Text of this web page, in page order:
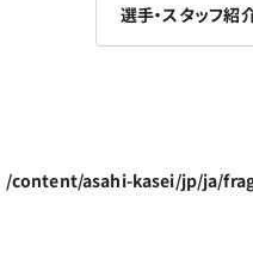
選手・スタッフ紹
/content/asahi-kasei/jp/ja/